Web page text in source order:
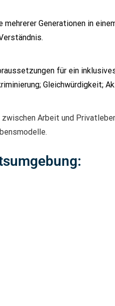
Generationen in
für ein
Gleichwürdigkeit;
Arbeit und